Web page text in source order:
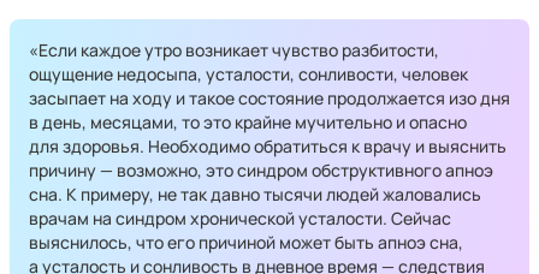
«Если каждое утро возникает чувство разбитости,
ощущение недосыпа, усталости, сонливости, человек
засыпает на ходу и такое состояние продолжается изо дня
в день, месяцами, то это крайне мучительно и опасно
для здоровья. Необходимо обратиться к врачу и выяснить
причину — возможно, это синдром обструктивного апноэ
сна. К примеру, не так давно тысячи людей жаловались
врачам на синдром хронической усталости. Сейчас
выяснилось, что его причиной может быть апноэ сна,
а усталость и сонливость в дневное время — следствия